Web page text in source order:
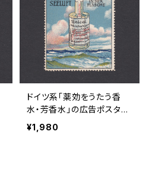
ドイツ系「薬効をうたう香
水・芳香水」の広告ポスター
スタンプ 1910年頃
¥1,980